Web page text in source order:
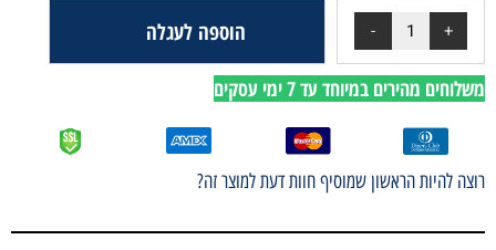
הוספה לעגלה
משלוחים מהירים במיוחד עד 7 ימי עסקים
רוצה להיות הראשון שמוסיף חוות דעת למוצר זה?